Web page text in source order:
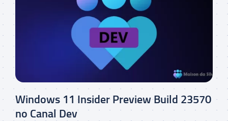
Windows 11 Insider Preview Build 23570
no Canal Dev